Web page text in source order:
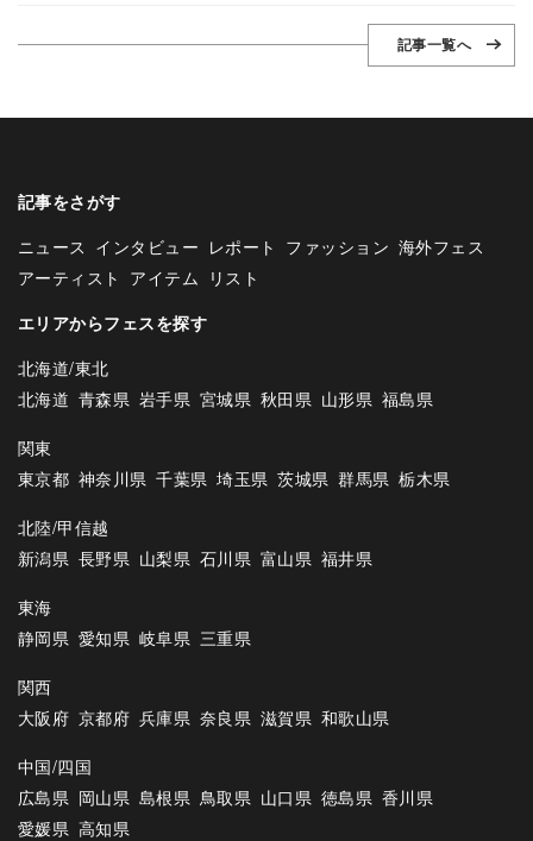
記事一覧へ
記事をさがす
ニュース インタビュー レポート ファッション 海外フェス
アーティスト アイテム
リスト
エリアからフェスを探す
北海道/東北
北海道 青森県 岩手県 宮城県 秋田県 山形県 福島県
関東
東京都 神奈川県 千葉県 埼玉県 茨城県 群馬県 栃木県
北陸/甲信越
新潟県 長野県 山梨県 石川県 富山県 福井県
東海
静岡県 愛知県 岐阜県 三重県
関西
大阪府 京都府 兵庫県 奈良県 滋賀県 和歌山県
中国/四国
広島県 岡山県 島根県 鳥取県 山口県 徳島県 香川県
愛媛県 高知県